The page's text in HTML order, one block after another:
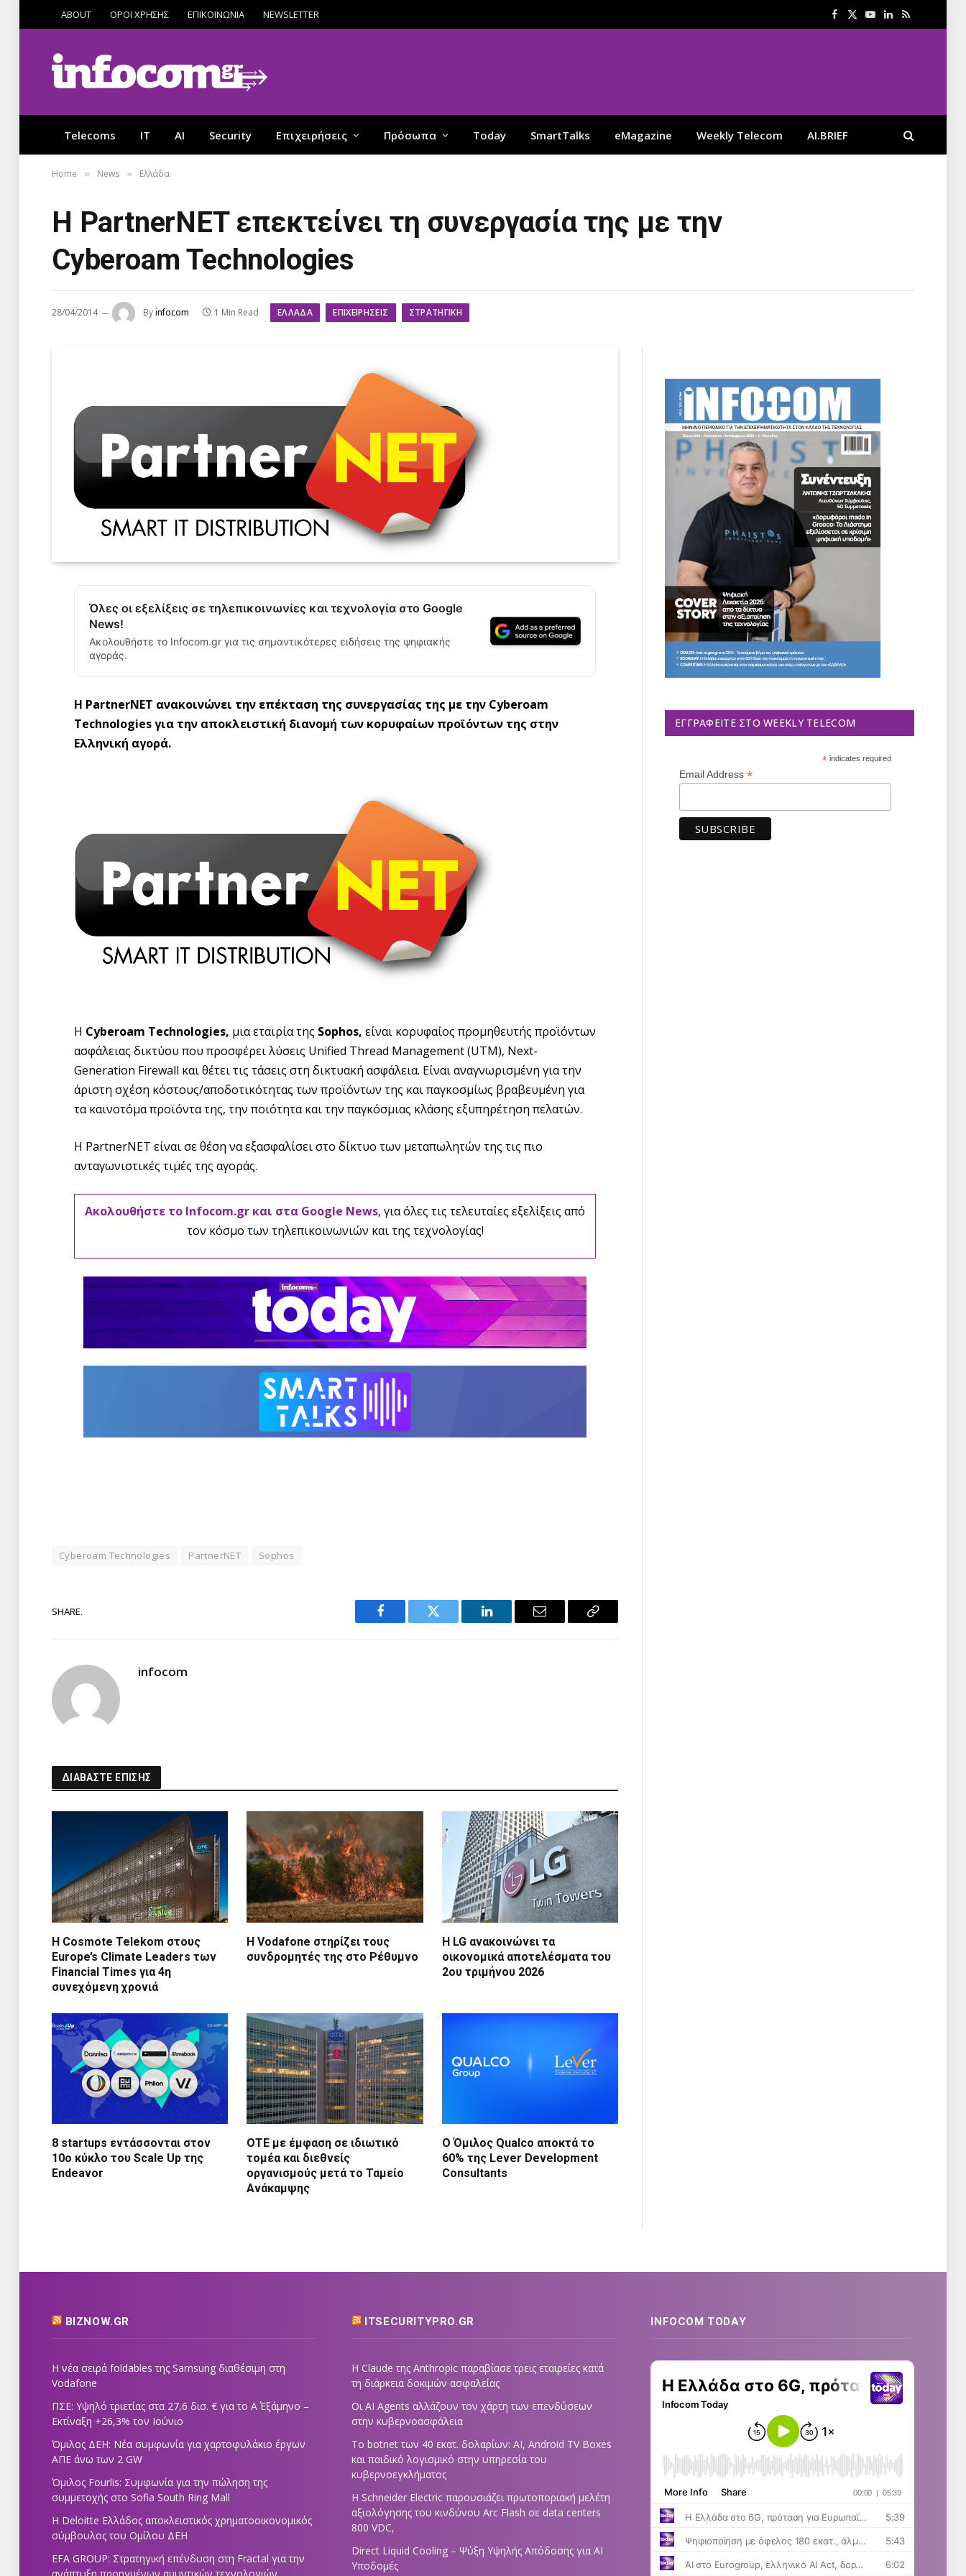
ABOUT ΟΡΟΙ ΧΡΗΣΗΣ ΕΠΙΚΟΙΝΩΝΙΑ NEWSLETTER Facebook
X
YouTube
LinkedIn
RSS
Telecoms IT AI Security Επιχειρήσεις Πρόσωπα Today SmartTalks eMagazine Weekly Telecom AI.BRIEF
Home » News » Ελλάδα
H PartnerNET επεκτείνει τη συνεργασία της με την
Cyberoam Technologies
28/04/2014 Byinfocom 1 Min Read ΕΛΛΆΔΑ ΕΠΙΧΕΙΡΉΣΕΙΣ ΣΤΡΑΤΗΓΙΚΉ
Όλες οι εξελίξεις σε τηλεπικοινωνίες και τεχνολογία στο Google
News!
Ακολουθήστε το Infocom.gr για τις σημαντικότερες ειδήσεις της ψηφιακής
αγοράς.
H PartnerNET ανακοινώνει την επέκταση της συνεργασίας της με την Cyberoam
Technologies για την αποκλειστική διανομή των κορυφαίων προϊόντων της στην
Ελληνική αγορά.
Η Cyberoam Technologies, μια εταιρία της Sophos, είναι κορυφαίος προμηθευτής προϊόντων
ασφάλειας δικτύου που προσφέρει λύσεις Unified Thread Management (UTM), Next-
Generation Firewall και θέτει τις τάσεις στη δικτυακή ασφάλεια. Είναι αναγνωρισμένη για την
άριστη σχέση κόστους/αποδοτικότητας των προϊόντων της και παγκοσμίως βραβευμένη για
τα καινοτόμα προϊόντα της, την ποιότητα και την παγκόσμιας κλάσης εξυπηρέτηση πελατών.
Η PartnerNET είναι σε θέση να εξασφαλίσει στο δίκτυο των μεταπωλητών της τις πιο
ανταγωνιστικές τιμές της αγοράς.
Ακολουθήστε το Infocom.gr και στα Google News, για όλες τις τελευταίες εξελίξεις από
τον κόσμο των τηλεπικοινωνιών και της τεχνολογίας!
Cyberoam Technologies PartnerNET Sophos
SHARE.
Facebook Twitter LinkedIn Email
Copy
infocom
ΔΙΑΒΑΣΤΕ ΕΠΙΣΗΣ
Η Cosmote Telekom στους
Europe’s Climate Leaders των
Financial Times για 4η
συνεχόμενη χρονιά
Η Vodafone στηρίζει τους
συνδρομητές της στο Ρέθυμνο
Η LG ανακοινώνει τα
οικονομικά αποτελέσματα του
2ου τριμήνου 2026
8 startups εντάσσονται στον
10ο κύκλο του Scale Up της
Endeavor
ΟΤΕ με έμφαση σε ιδιωτικό
τομέα και διεθνείς
οργανισμούς μετά το Ταμείο
Ανάκαμψης
Ο Όμιλος Qualco αποκτά το
60% της Lever Development
Consultants
ΕΓΓΡΑΦΕΊΤΕ ΣΤΟ WEEKLY TELECOM
*indicates required
Email Address *
BIZNOW.GR
Η νέα σειρά foldables της Samsung διαθέσιμη στη
Vodafone
ΠΣΕ: Υψηλό τριετίας στα 27,6 δισ. € για το Α΄ Εξάμηνο –
Εκτίναξη +26,3% τον Ιούνιο
Όμιλος ΔΕΗ: Νέα συμφωνία για χαρτοφυλάκιο έργων
ΑΠΕ άνω των 2 GW
Όμιλος Fourlis: Συμφωνία για την πώληση της
συμμετοχής στο Sofia South Ring Mall
Η Deloitte Ελλάδος αποκλειστικός χρηματοοικονομικός
σύμβουλος του Ομίλου ΔΕΗ
EFA GROUP: Στρατηγική επένδυση στη Fractal για την
ITSECURITYPRO.GR
Η Claude της Anthropic παραβίασε τρεις εταιρείες κατά
τη διάρκεια δοκιμών ασφαλείας
Οι AI Agents αλλάζουν τον χάρτη των επενδύσεων
στην κυβερνοασφάλεια
Το botnet των 40 εκατ. δολαρίων: AI, Android TV Boxes
και παιδικό λογισμικό στην υπηρεσία του
κυβερνοεγκλήματος
Η Schneider Electric παρουσιάζει πρωτοποριακή μελέτη
αξιολόγησης του κινδύνου Arc Flash σε data centers
800 VDC,
Direct Liquid Cooling – Ψύξη Υψηλής Απόδοσης για AI
Υποδομές
INFOCOM TODAY